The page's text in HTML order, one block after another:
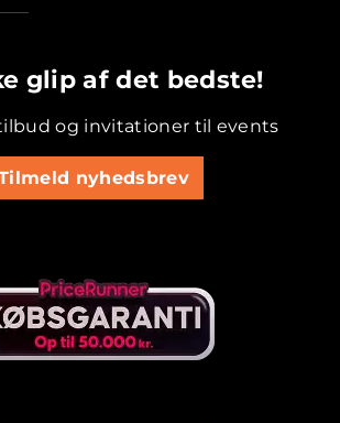
glip af det bedste!
og invitationer til events
nyhedsbrev